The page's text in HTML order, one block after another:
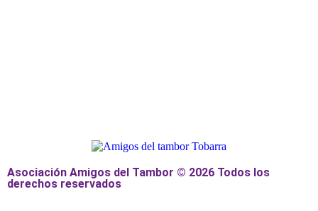
Asociación Amigos del Tambor © 2026 Todos los
derechos reservados